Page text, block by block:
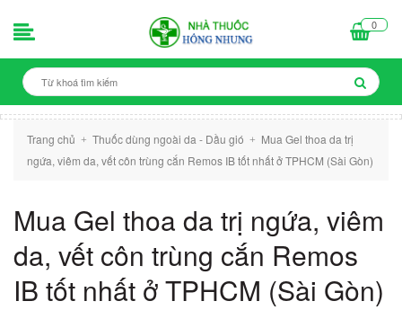
0
Trang chủ + Thuốc dùng ngoài da - Dầu gió +
Mua Gel thoa da trị
ngứa, viêm da, vết côn trùng cắn Remos IB tốt nhất ở TPHCM (Sài Gòn)
Mua Gel thoa da trị ngứa, viêm
da, vết côn trùng cắn Remos
IB tốt nhất ở TPHCM (Sài Gòn)